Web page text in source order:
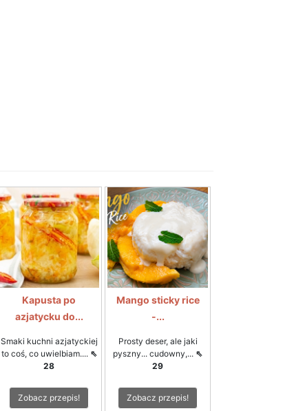
Kapusta po
azjatycku do...
Smaki kuchni azjatyckiej
to coś, co uwielbiam.... ⇖
28
Zobacz przepis!
Mango sticky rice
-...
Prosty deser, ale jaki
pyszny... cudowny,... ⇖
29
Zobacz przepis!